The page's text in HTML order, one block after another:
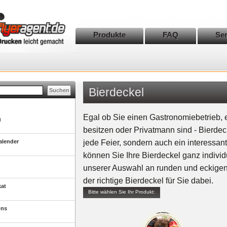
Produkte FAQ
Bierdeckel
Egal ob Sie einen
besitzen oder Privatmann sind -
jede Feier, sondern auch ein
können Sie Ihre Bierdeckel ganz
unserer Auswahl an runden und
der richtige Bierdeckel für Sie dabei.
Bitte wählen Sie Ihr Produkt: